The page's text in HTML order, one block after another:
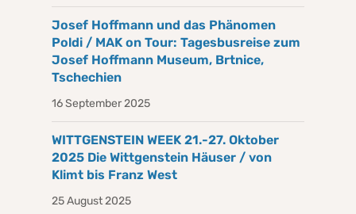
Josef Hoffmann und das Phänomen
Poldi / MAK on Tour: Tagesbusreise zum
Josef Hoffmann Museum, Brtnice,
Tschechien
16 September 2025
WITTGENSTEIN WEEK 21.-27. Oktober
2025 Die Wittgenstein Häuser / von
Klimt bis Franz West
25 August 2025